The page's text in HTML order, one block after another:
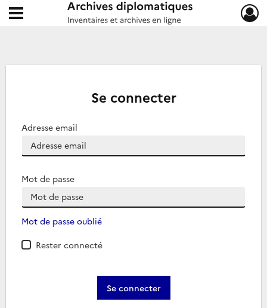
Archives diplomatiques
Ouvrir le menu déroulant
Se connecter
Adresse email
Mot de passe
Mot de passe oublié
Rester connecté
Se connecter